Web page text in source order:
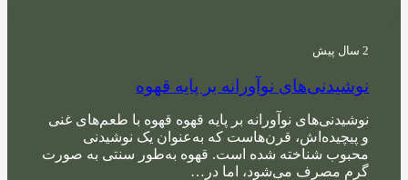
2 سال پیش
نوشیدنی‌های نوآورانه بر پایه قهوه
نوشیدنی‌های نوآورانه بر پایه قهوه قهوه با طعم‌های غنی
و پیچیده‌اش، قرن‌هاست که به‌عنوان یک نوشیدنی
محبوب شناخته شده است. قهوه به‌طور سنتی به صورت
گرم مصرف می‌شود، اما در…